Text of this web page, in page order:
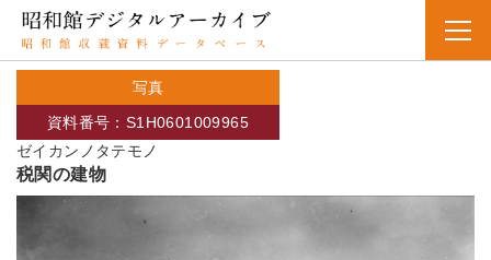
写真
ゼイカンノタテモノ
資料番号：S1H0601009965
税関の建物